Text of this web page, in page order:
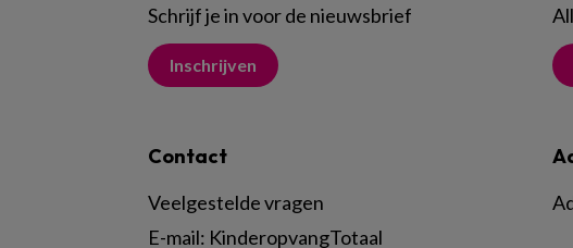
Schrijf je in voor de nieuwsbrief
Inschrijven
Contact
Veelgestelde vragen
E-mail: KinderopvangTotaal